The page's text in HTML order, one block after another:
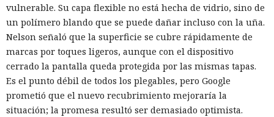
vulnerable. Su capa flexible no está hecha de vidrio, sino de
un polímero blando que se puede dañar incluso con la uña.
Nelson señaló que la superficie se cubre rápidamente de
marcas por toques ligeros, aunque con el dispositivo
cerrado la pantalla queda protegida por las mismas tapas.
Es el punto débil de todos los plegables, pero Google
prometió que el nuevo recubrimiento mejoraría la
situación; la promesa resultó ser demasiado optimista.